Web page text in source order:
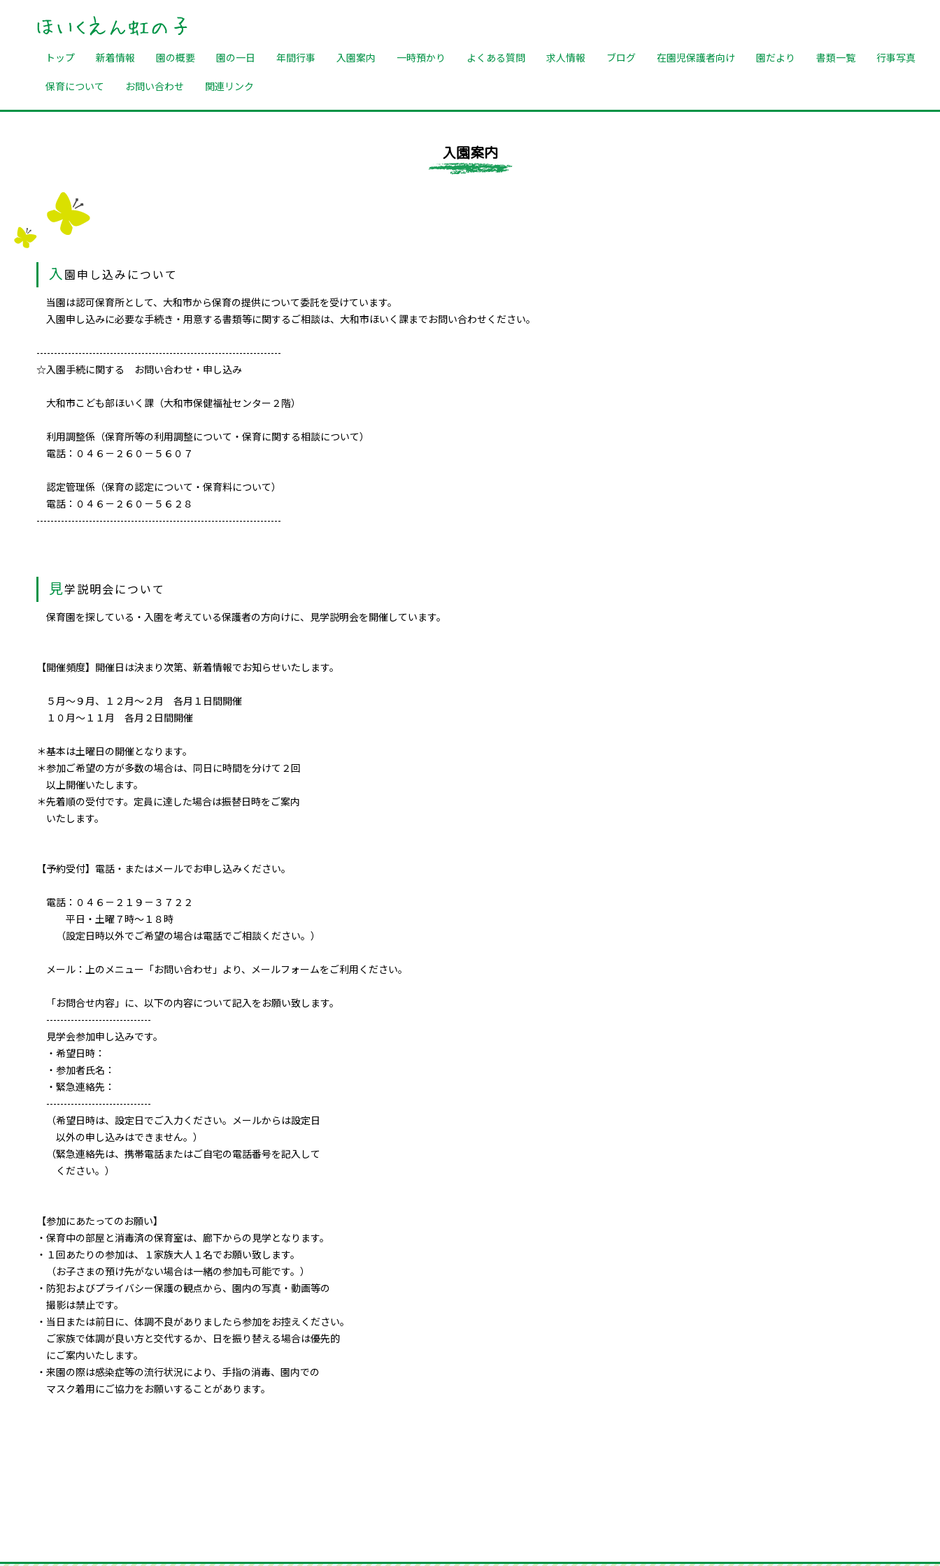
トップ 新着情報 園の概要 園の一日 年間行事 入園案内 一時預かり よくある質問 求人情報 ブログ 在園児保護者向け 園だより 書類一覧 行事写真
保育について お問い合わせ 関連リンク
入園案内
入 園申し込みについて
当園は認可保育所として、大和市から保育の提供について委託を受けています。
入園申し込みに必要な手続き・用意する書類等に関するご相談は、大和市ほいく課までお問い合わせください。
----------------------------------------------------------------------
☆入園手続に関する お問い合わせ・申し込み
大和市こども部ほいく課（大和市保健福祉センター２階）
利用調整係（保育所等の利用調整について・保育に関する相談について）
電話：０４６－２６０－５６０７
認定管理係（保育の認定について・保育料について）
電話：０４６－２６０－５６２８
----------------------------------------------------------------------
見学説明会について
保育園を探している・入園を考えている保護者の方向けに、見学説明会を開催しています。
【開催頻度】開催日は決まり次第、新着情報でお知らせいたします。
５月～９月、１２月～２月 各月１日間開催
１０月～１１月 各月２日間開催
＊基本は土曜日の開催となります。
＊参加ご希望の方が多数の場合は、同日に時間を分けて２回
以上開催いたします。
＊先着順の受付です。定員に達した場合は振替日時をご案内
いたします。
【予約受付】電話・またはメールでお申し込みください。
電話：０４６－２１９－３７２２
平日・土曜７時～１８時
（設定日時以外でご希望の場合は電話でご相談ください。）
メール：上のメニュー「お問い合わせ」より、メールフォームをご利用ください。
「お問合せ内容」に、以下の内容について記入をお願い致します。
------------------------------
見学会参加申し込みです。
・希望日時：
・参加者氏名：
・緊急連絡先：
------------------------------
（希望日時は、設定日でご入力ください。メールからは設定日
以外の申し込みはできません。）
（緊急連絡先は、携帯電話またはご自宅の電話番号を記入して
ください。）
【参加にあたってのお願い】
・保育中の部屋と消毒済の保育室は、廊下からの見学となります。
・１回あたりの参加は、１家族大人１名でお願い致します。
（お子さまの預け先がない場合は一緒の参加も可能です。）
・防犯およびプライバシー保護の観点から、園内の写真・動画等の
撮影は禁止です。
・当日または前日に、体調不良がありましたら参加をお控えください。
ご家族で体調が良い方と交代するか、日を振り替える場合は優先的
にご案内いたします。
・来園の際は感染症等の流行状況により、手指の消毒、園内での
マスク着用にご協力をお願いすることがあります。